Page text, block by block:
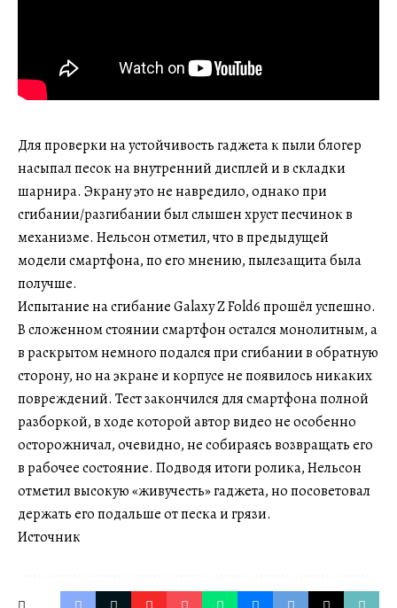
Для проверки на устойчивость гаджета к пыли блогер
насыпал песок на внутренний дисплей и в складки
шарнира. Экрану это не навредило, однако при
сгибании/разгибании был слышен хруст песчинок в
механизме. Нельсон отметил, что в предыдущей
модели смартфона, по его мнению, пылезащита была
получше.
Испытание на сгибание Galaxy Z Fold6 прошёл успешно.
В сложенном стоянии смартфон остался монолитным, а
в раскрытом немного подался при сгибании в обратную
сторону, но на экране и корпусе не появилось никаких
повреждений. Тест закончился для смартфона полной
разборкой, в ходе которой автор видео не особенно
осторожничал, очевидно, не собираясь возвращать его
в рабочее состояние. Подводя итоги ролика, Нельсон
отметил высокую «живучесть» гаджета, но посоветовал
держать его подальше от песка и грязи.
Источник